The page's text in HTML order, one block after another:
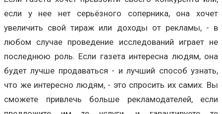
если у нее нет серьёзного соперника, она хочет
увеличить свой тираж или доходы от рекламы, - в
любом случае проведение исследований играет не
последнюю роль. Если газета интересна людям, она
будет лучше продаваться - и лучший способ узнать,
что же интересно людям, - это спросить их самих. Вы
сможете привлечь больше рекламодателей, если